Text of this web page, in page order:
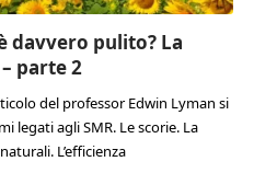
davvero pulito? La
parte 2
del professor Edwin Lyman si
legati agli SMR. Le scorie. La
L’efficienza